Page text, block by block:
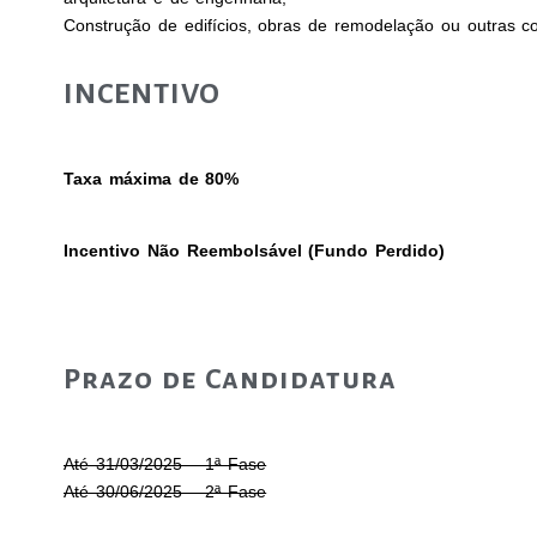
Construção de edifícios, obras de remodelação ou outras
INCENTIVO
Taxa máxima de 80%
Incentivo Não Reembolsável (Fundo Perdido)
Prazo de Candidatura
Até 31/03/2025 – 1ª Fase
Até 30/06/2025 – 2ª Fase